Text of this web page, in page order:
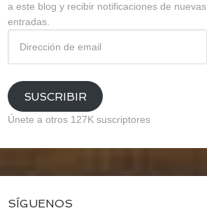
a este blog y recibir notificaciones de nuevas
entradas.
email
SUSCRIBIR
Únete a otros 127K suscriptores
SÍGUENOS